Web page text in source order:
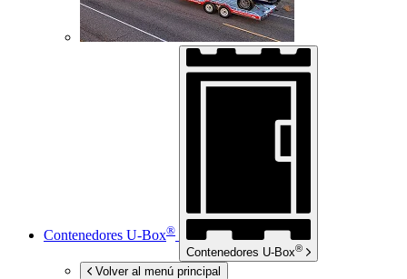
Contenedores U-Box®
Contenedores U-Box®
Volver al menú principal